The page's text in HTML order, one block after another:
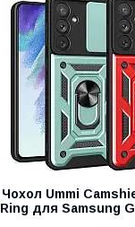
Чохол Ummi
Ring для Samsung